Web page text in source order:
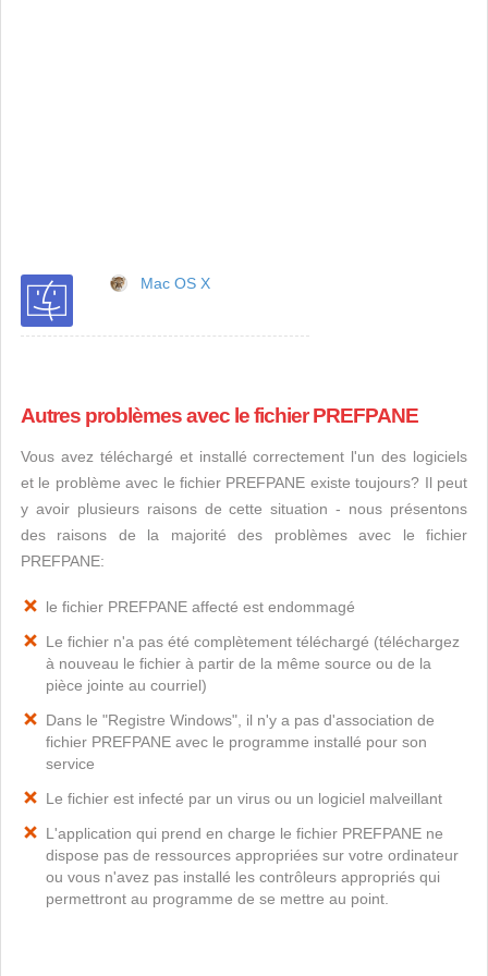
Mac OS X
Autres problèmes avec le fichier PREFPANE
Vous avez téléchargé et installé correctement l'un des logiciels
et le problème avec le fichier PREFPANE existe toujours? Il peut
y avoir plusieurs raisons de cette situation - nous présentons
des raisons de la majorité des problèmes avec le fichier
PREFPANE:
le fichier PREFPANE affecté est endommagé
Le fichier n'a pas été complètement téléchargé (téléchargez
à nouveau le fichier à partir de la même source ou de la
pièce jointe au courriel)
Dans le "Registre Windows", il n'y a pas d'association de
fichier PREFPANE avec le programme installé pour son
service
Le fichier est infecté par un virus ou un logiciel malveillant
L'application qui prend en charge le fichier PREFPANE ne
dispose pas de ressources appropriées sur votre ordinateur
ou vous n'avez pas installé les contrôleurs appropriés qui
permettront au programme de se mettre au point.